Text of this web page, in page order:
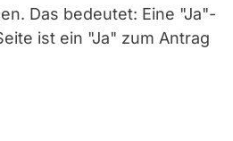
Das bedeutet: Eine "Ja"-
ist ein "Ja" zum Antrag